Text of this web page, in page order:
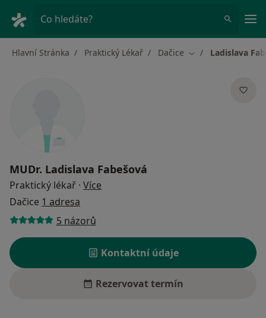
Co hledáte?
Hlavní Stránka Praktický Lékař Dačice Změna města
Ladislava
MUDr. Ladislava Fabešová
Praktický lékař · Více
Dačice 1 adresa
5 názorů
Kontaktní údaje
Rezervovat termín